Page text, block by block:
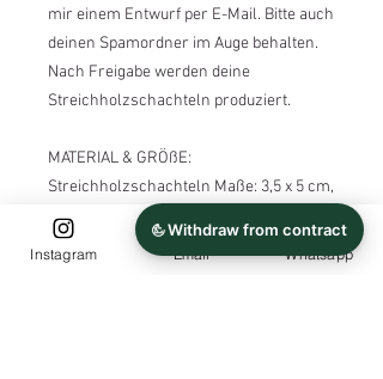
mir einem Entwurf per E-Mail. Bitte auch
deinen Spamordner im Auge behalten.
Nach Freigabe werden deine
Streichholzschachteln produziert.
MATERIAL & GRÖßE:
Streichholzschachteln Maße: 3,5 x 5 cm,
gefüllt mir 38 Streichhölzern
Die Schachteln werden mit einem
Instagram Email Whatsapp